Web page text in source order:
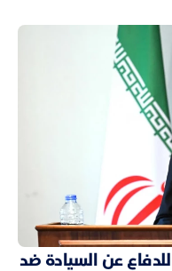
عن السيادة ضد